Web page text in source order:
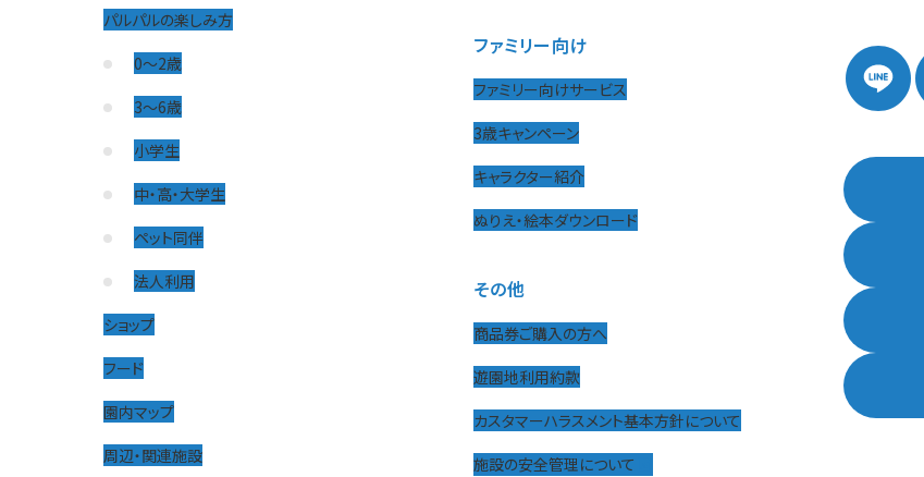
パルパルの楽しみ方
0〜2歳
3〜6歳
小学生
中・高・大学生
ペット同伴
法人利用
ショップ
フード
園内マップ
周辺・関連施設
ファミリー向け
ファミリー向けサービス
3歳キャンペーン
キャラクター紹介
ぬりえ・絵本ダウンロード
その他
商品券ご購入の方へ
遊園地利用約款
カスタマーハラスメント基本方針について
施設の安全管理について